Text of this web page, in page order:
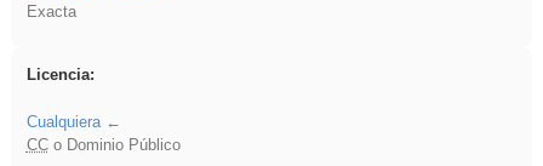
Exacta
Licencia:
Cualquiera
CCo Dominio Público